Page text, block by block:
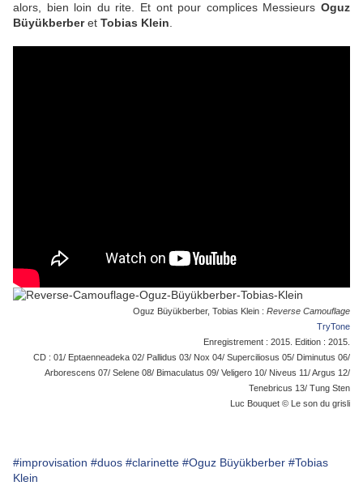
alors, bien loin du rite. Et ont pour complices Messieurs Oguz
Büyükberberet Tobias Klein
Oguz Büyükberber, Tobias Klein : Reverse Camouflage
TryTone
Enregistrement : 2015. Edition : 2015.
CD : 01/ Eptaenneadeka 02/ Pallidus 03/ Nox 04/ Superciliosus 05/ Diminutus 06/
Arborescens 07/ Selene 08/ Bimaculatus 09/ Veligero 10/ Niveus 11/ Argus 12/
Tenebricus 13/ Tung Sten
Luc Bouquet © Le son du grisli
#improvisation #duos #clarinette #Oguz Büyükberber #Tobias
Klein